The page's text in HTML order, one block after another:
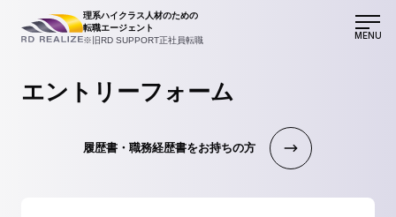
理系ハイクラス人材のための
転職エージェント
※旧RD SUPPORT正社員転職
MENU
エントリーフォーム
履歴書・職務経歴書をお持ちの方